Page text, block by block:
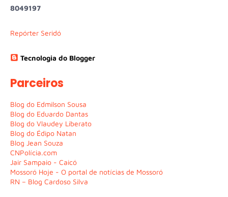
8049197
Repórter Seridó
Tecnologia do Blogger
Parceiros
Blog do Edmilson Sousa
Blog do Eduardo Dantas
Blog do Vlaudey Liberato
Blog do Édipo Natan
Blog Jean Souza
CNPolícia.com
Jair Sampaio - Caicó
Mossoró Hoje - O portal de notícias de Mossoró
RN – Blog Cardoso Silva